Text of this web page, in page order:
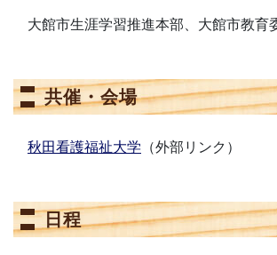
大館市生涯学習推進本部、大館市教育
共催・会場
秋田看護福祉大学 （外部リンク）
日程